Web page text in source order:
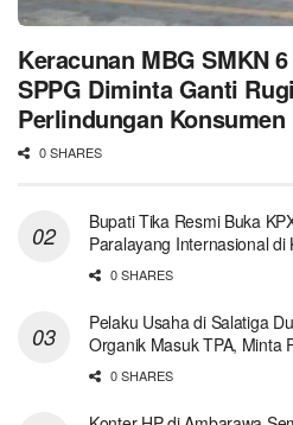
Keracunan MBG SMKN
SPPG Diminta Ganti
Perlindungan Konsumen
0 SHARES
Bupati Tika Resmi Buka
Paralayang Internasional di
0 SHARES
Pelaku Usaha di Salatiga
Organik Masuk TPA, Minta
0 SHARES